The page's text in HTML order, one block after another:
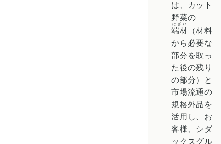
は、カット
野菜の
端材
はざい
（材料
から必要な
部分を取っ
た後の残り
の部分）と
市場流通の
規格外品を
活用し、お
客様、シダ
ックスグル